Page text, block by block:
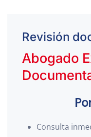
Revisión
Abogado
Consulta